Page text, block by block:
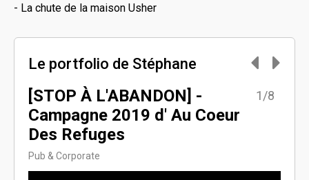
- La chute de la maison Usher
Le portfolio de Stéphane
[STOP À L'ABANDON] -
Campagne 2019 d' Au Coeur
Des Refuges
Pub & Corporate
1/8